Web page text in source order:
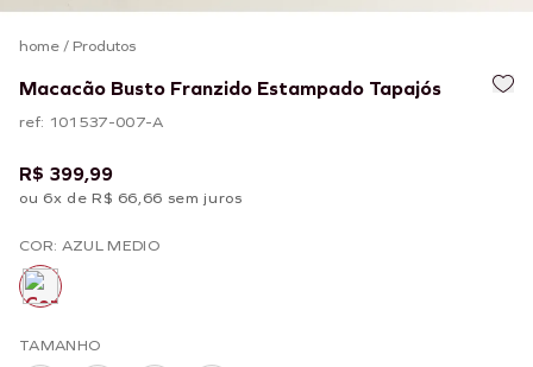
home/ Produtos
Macacão Busto Franzido Estampado Tapajós
ref: 101537-007-A
R$ 399,99
ou 6x de R$ 66,66 sem juros
COR: AZUL MEDIO
TAMANHO